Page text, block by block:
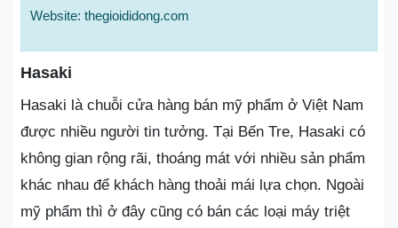
Website: thegioididong.com
Hasaki
Hasaki là chuỗi cửa hàng bán mỹ phẩm ở Việt Nam
được nhiều người tin tưởng. Tại Bến Tre, Hasaki có
không gian rộng rãi, thoáng mát với nhiều sản phẩm
khác nhau để khách hàng thoải mái lựa chọn. Ngoài
mỹ phẩm thì ở đây cũng có bán các loại máy triệt